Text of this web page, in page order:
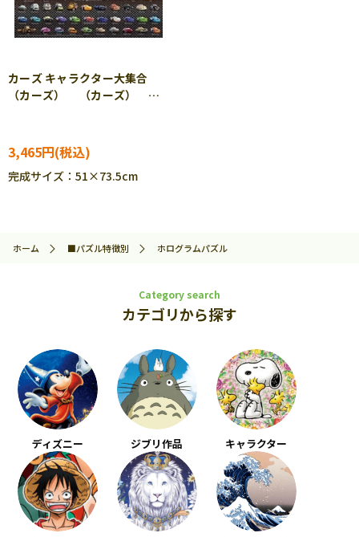
カーズ キャラクター大集合
（カーズ） （カーズ）
3,465円
完成サイズ：51×73.5cm
ホーム ■パズル特徴別 ホログラムパズル
Category search
カテゴリから探す
ディズニー ジブリ作品 キャラクター